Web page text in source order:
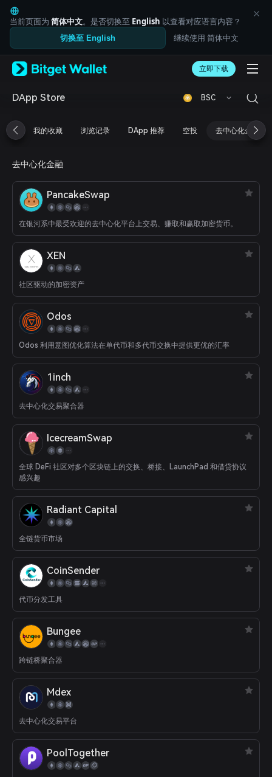
English
日本語
Tiếng Việt
Русский
Español (Latinoamérica)
Türkçe
Français
简体中文
繁體中文
Bahasa Indonesia
ภาษาไทย
العربية
Español
Português (Brasil)
Español (Argentina)
当前页面为 简体中文。是否切换至 English 以查看对应语言内容？
切换至 English 继续使用 简体中文
立即下载
DApp Store BSC
我的收藏 浏览记录 DApp 推荐 空投 去中心化金融
去中心化金融
PancakeSwap
在银河系中最受欢迎的去中心化平台上交易、赚取和赢取加密货币。
XEN
社区驱动的加密资产
Odos
Odos 利用意图优化算法在单代币和多代币交换中提供更优的汇率
1inch
去中心化交易聚合器
IcecreamSwap
全球 DeFi 社区对多个区块链上的交换、桥接、LaunchPad 和借贷协议
感兴趣
Radiant Capital
全链货币市场
CoinSender
代币分发工具
Bungee
跨链桥聚合器
Mdex
去中心化交易平台
PoolTogether